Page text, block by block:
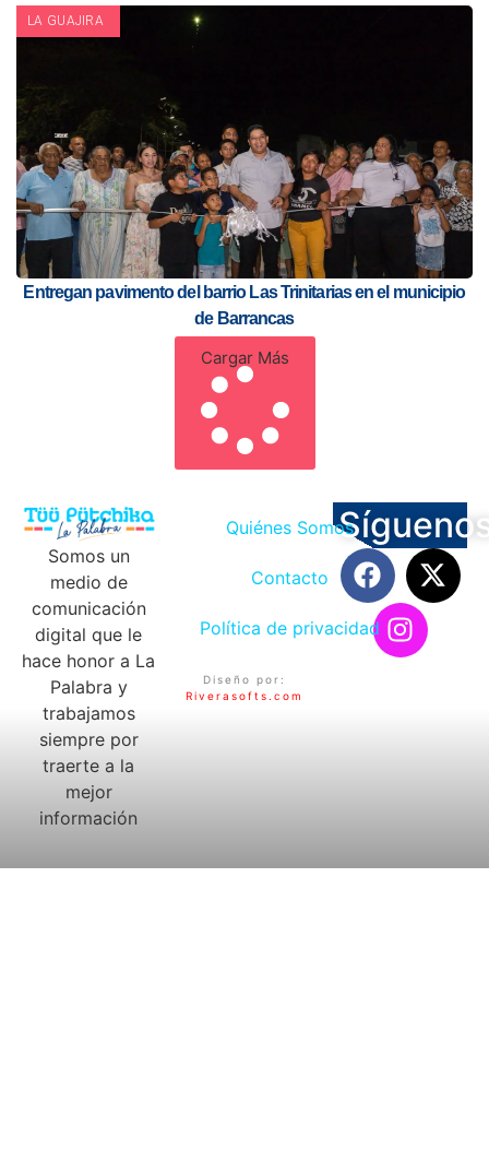
LA GUAJIRA
Entregan pavimento del barrio Las Trinitarias en el municipio
de Barrancas
Cargar Más
Somos un
medio de
comunicación
digital que le
hace honor a La
Palabra y
trabajamos
siempre por
traerte a la
mejor
información
Quiénes Somos
Contacto
Política de privacidad
Diseño por:
Riverasofts.com